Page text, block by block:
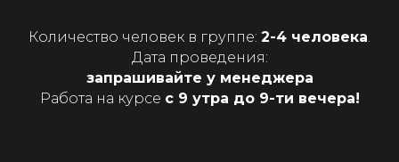
Количество человек в группе: 2-4 человека.
Дата проведения:
запрашивайте у менеджера
Работа на курсе с 9 утра до 9-ти вечера!